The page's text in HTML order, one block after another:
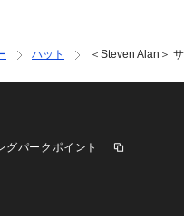
ハット ＜Steven Alan＞
グパークポイント